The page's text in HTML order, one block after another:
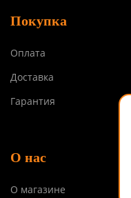
Покупка
Оплата
Доставка
Гарантия
О нас
О магазине